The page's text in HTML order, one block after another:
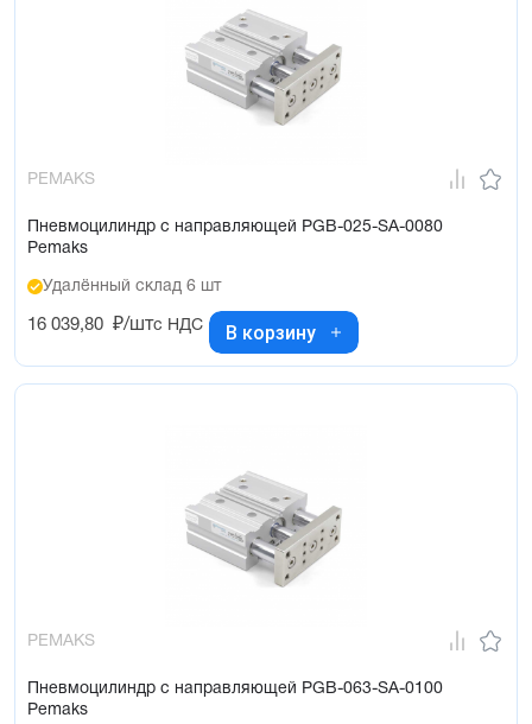
PEMAKS
Пневмоцилиндр с направляющей PGB-025-SA-0080
Pemaks
Удалённый склад 6 шт
16 039,80 ₽/штс НДС В корзину
PEMAKS
Пневмоцилиндр с направляющей PGB-063-SA-0100
Pemaks